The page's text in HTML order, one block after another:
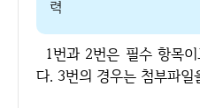
력
1번과 2번은 필수 항목이므로 반드시 작성해야 합니
다. 3번의 경우는 첨부파일